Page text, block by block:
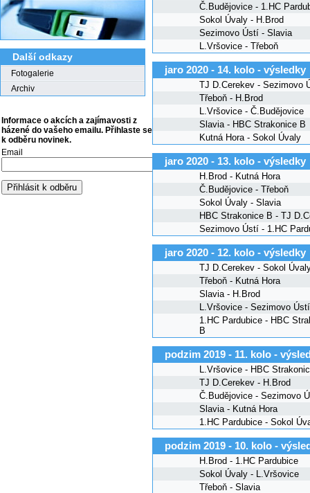
Další odkazy
Fotogalerie
Archiv
Informace o akcích a zajímavosti z
házené do vašeho emailu. Přihlaste se
k odběru novinek.
Email
Č.Budějovice - 1.HC
Sokol Úvaly - H.Brod
Sezimovo Ústí - Slavia
L.Vršovice - Třeboň
jaro 2020 - 14. kolo - výsledky
TJ D.Cerekev - Sezimovo
Třeboň - H.Brod
L.Vršovice - Č.Budějovice
Slavia - HBC Strakonice B
Kutná Hora - Sokol Úvaly
jaro 2020 - 13. kolo - výsledky
H.Brod - Kutná Hora
Č.Budějovice - Třeboň
Sokol Úvaly - Slavia
HBC Strakonice B - TJ
Sezimovo Ústí - 1.HC
jaro 2020 - 12. kolo - výsledky
TJ D.Cerekev - Sokol
Třeboň - Kutná Hora
Slavia - H.Brod
L.Vršovice - Sezimovo Ústí
1.HC Pardubice - HBC
B
podzim 2019 - 11. kolo -
L.Vršovice - HBC
TJ D.Cerekev - H.Brod
Č.Budějovice - Sezimovo
Slavia - Kutná Hora
1.HC Pardubice - Sokol
podzim 2019 - 10. kolo -
H.Brod - 1.HC Pardubice
Sokol Úvaly - L.Vršovice
Třeboň - Slavia